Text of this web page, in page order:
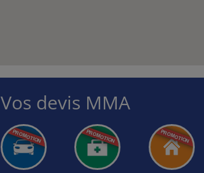
Vos devis MMA